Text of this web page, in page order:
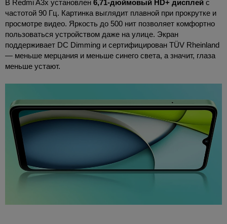
В Redmi A3x установлен 6,71-дюймовый HD+ дисплей с
частотой 90 Гц. Картинка выглядит плавной при прокрутке и
просмотре видео. Яркость до 500 нит позволяет комфортно
пользоваться устройством даже на улице. Экран
поддерживает DC Dimming и сертифицирован TÜV Rheinland
— меньше мерцания и меньше синего света, а значит, глаза
меньше устают.